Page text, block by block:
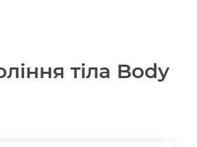
тіла Body